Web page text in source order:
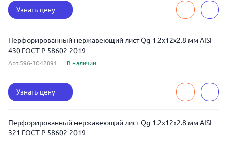
Узнать цену
Перфорированный нержавеющий лист Qg 1.2x12x2.8 мм AISI
430 ГОСТ Р 58602-2019
Арт.596-3042891 В наличии
Узнать цену
Перфорированный нержавеющий лист Qg 1.2x12x2.8 мм AISI
321 ГОСТ Р 58602-2019